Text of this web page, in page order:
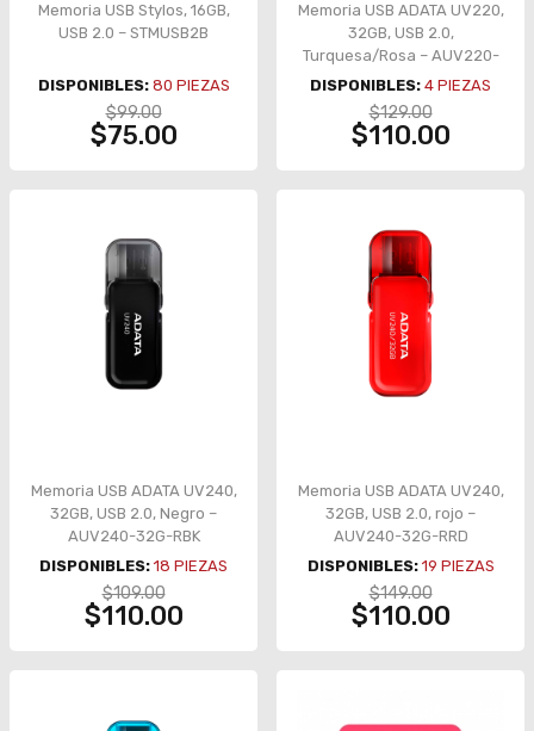
Memoria USB Stylos, 16GB,
USB 2.0 – STMUSB2B
DISPONIBLES: 80 PIEZAS
$99.00
$75.00
Memoria USB ADATA UV220,
32GB, USB 2.0,
Turquesa/Rosa – AUV220-
32G-RGNPK
DISPONIBLES: 4 PIEZAS
$129.00
$110.00
Memoria USB ADATA UV240,
32GB, USB 2.0, Negro –
AUV240-32G-RBK
DISPONIBLES: 18 PIEZAS
$109.00
$110.00
Memoria USB ADATA UV240,
32GB, USB 2.0, rojo –
AUV240-32G-RRD
DISPONIBLES: 19 PIEZAS
$149.00
$110.00